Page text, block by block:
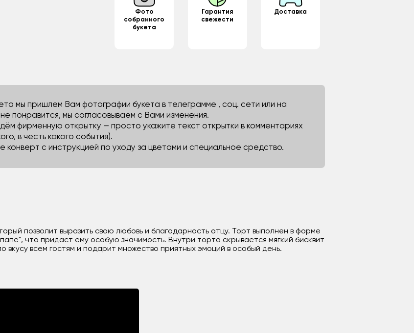
Фото
собранного
букета
Гарантия
свежести
Доставка
мы пришлем Вам фотографии букета в телеграмме , соц. сети или на
понравится, мы согласовываем с Вами изменения.
фирменную открытку — просто укажите текст открытки в комментариях
в честь какого события).
конверт с инструкцией по уходу за цветами и специальное средство.
позволит выразить свою любовь и благодарность отцу. Торт выполнен в форме
что придаст ему особую значимость. Внутри торта скрывается мягкий бисквит
всем гостям и подарит множество приятных эмоций в особый день.